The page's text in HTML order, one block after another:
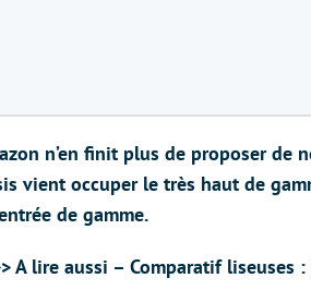
n’en finit plus de proposer de
vient occuper le très haut de
de gamme.
A lire aussi – Comparatif liseuses